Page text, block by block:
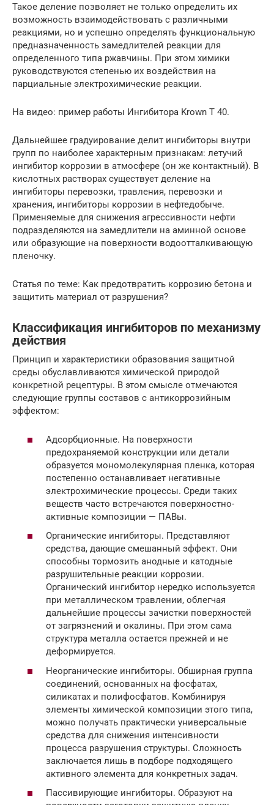
Такое деление позволяет не только определить их
возможность взаимодействовать с различными
реакциями, но и успешно определять функциональную
предназначенность замедлителей реакции для
определенного типа ржавчины. При этом химики
руководствуются степенью их воздействия на
парциальные электрохимические реакции.
На видео: пример работы Ингибитора Krown T 40.
Дальнейшее градуирование делит ингибиторы внутри
групп по наиболее характерным признакам: летучий
ингибитор коррозии в атмосфере (он же контактный). В
кислотных растворах существует деление на
ингибиторы перевозки, травления, перевозки и
хранения, ингибиторы коррозии в нефтедобыче.
Применяемые для снижения агрессивности нефти
подразделяются на замедлители на аминной основе
или образующие на поверхности водоотталкивающую
пленочку.
Статья по теме: Как предотвратить коррозию бетона и
защитить материал от разрушения?
Классификация ингибиторов по механизму
действия
Принцип и характеристики образования защитной
среды обуславливаются химической природой
конкретной рецептуры. В этом смысле отмечаются
следующие группы составов с антикоррозийным
эффектом:
Адсорбционные. На поверхности
предохраняемой конструкции или детали
образуется мономолекулярная пленка, которая
постепенно останавливает негативные
электрохимические процессы. Среди таких
веществ часто встречаются поверхностно-
активные композиции — ПАВы.
Органические ингибиторы. Представляют
средства, дающие смешанный эффект. Они
способны тормозить анодные и катодные
разрушительные реакции коррозии.
Органический ингибитор нередко используется
при металлическом травлении, облегчая
дальнейшие процессы зачистки поверхностей
от загрязнений и окалины. При этом сама
структура металла остается прежней и не
деформируется.
Неорганические ингибиторы. Обширная группа
соединений, основанных на фосфатах,
силикатах и полифосфатов. Комбинируя
элементы химической композиции этого типа,
можно получать практически универсальные
средства для снижения интенсивности
процесса разрушения структуры. Сложность
заключается лишь в подборе подходящего
активного элемента для конкретных задач.
Пассивирующие ингибиторы. Образуют на